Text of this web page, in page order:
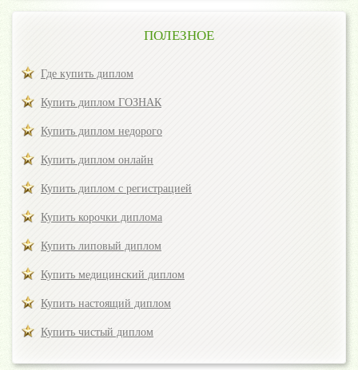
ПОЛЕЗНОЕ
Где купить диплом
Купить диплом ГОЗНАК
Купить диплом недорого
Купить диплом онлайн
Купить диплом с регистрацией
Купить корочки диплома
Купить липовый диплом
Купить медицинский диплом
Купить настоящий диплом
Купить чистый диплом